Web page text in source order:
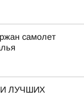
самолет
ЛУЧШИХ